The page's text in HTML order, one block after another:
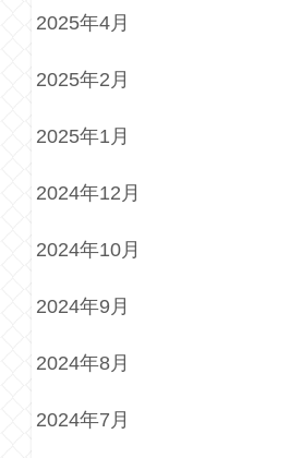
2025年4月
2025年2月
2025年1月
2024年12月
2024年10月
2024年9月
2024年8月
2024年7月